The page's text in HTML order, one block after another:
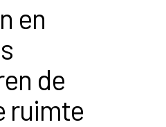
en
de
ruimte